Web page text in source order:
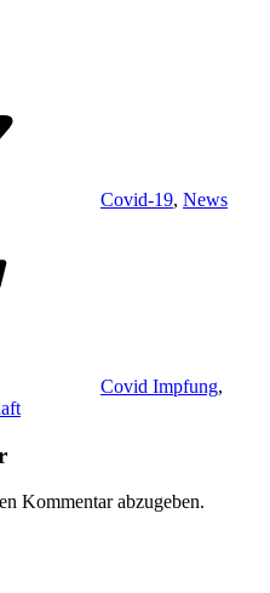
Covid-19, News
Covid Impfung,
Kommentar abzugeben.